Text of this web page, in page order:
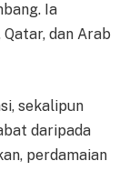
Ia
dan Arab
sekalipun
daripada
perdamaian